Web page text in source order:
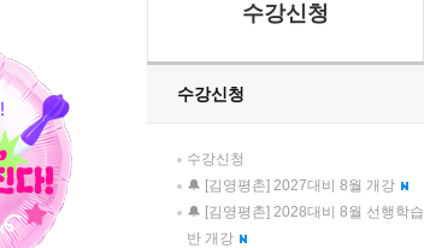
수강신청
수강신청
수강신청
🔔 [김영평촌] 2027대비 8월 개강
🔔 [김영평촌] 2028대비 8월 선행학습
반 개강